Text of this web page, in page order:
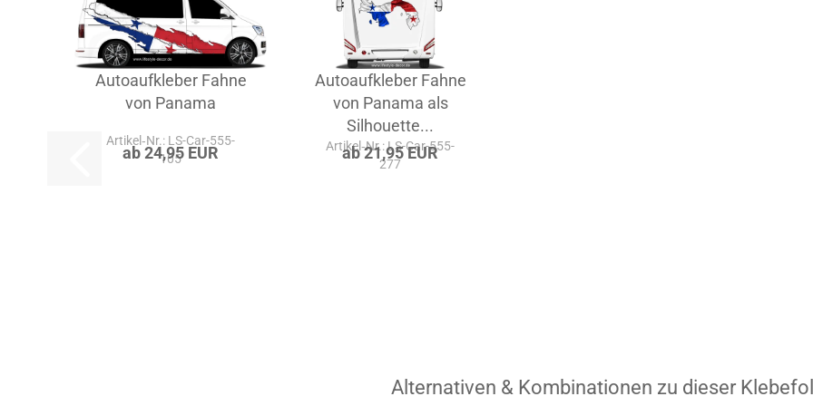
Autoaufkleber Fahne
von Panama
Artikel‑Nr.: LS-Car-555-
105
ab 24,95 EUR
Autoaufkleber Fahne
von Panama als
Silhouette...
Artikel‑Nr.: LS-Car-555-
277
ab 21,95 EUR
Alternativen & Kombinationen zu dieser